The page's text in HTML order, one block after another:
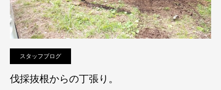
スタッフブログ
伐採抜根からの丁張り。